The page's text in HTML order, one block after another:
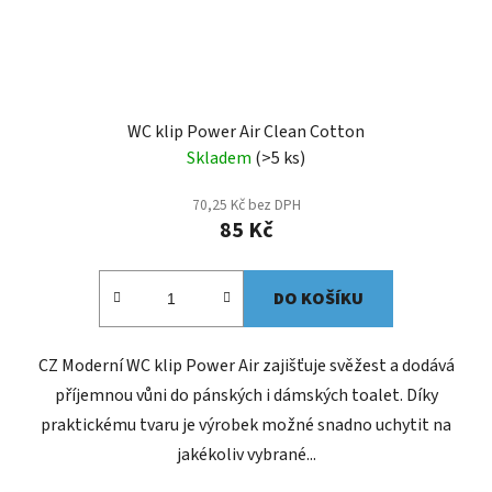
WC klip Power Air Clean Cotton
Skladem (>5 ks)
70,25 Kč bez DPH
85 Kč
DO KOŠÍKU
CZ Moderní WC klip Power Air zajišťuje svěžest a dodává
příjemnou vůni do pánských i dámských toalet. Díky
praktickému tvaru je výrobek možné snadno uchytit na
jakékoliv vybrané...